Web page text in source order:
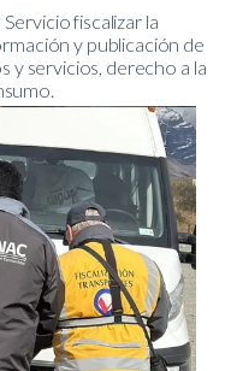
fiscalizar la
y publicación de
y servicios, derecho a la